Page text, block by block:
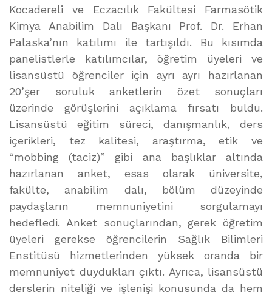
Kocadereli ve Eczacılık Fakültesi Farmasötik
Kimya Anabilim Dalı Başkanı Prof. Dr. Erhan
Palaska’nın katılımı ile tartışıldı. Bu kısımda
panelistlerle katılımcılar, öğretim üyeleri ve
lisansüstü öğrenciler için ayrı ayrı hazırlanan
20’şer soruluk anketlerin özet sonuçları
üzerinde görüşlerini açıklama fırsatı buldu.
Lisansüstü eğitim süreci, danışmanlık, ders
içerikleri, tez kalitesi, araştırma, etik ve
“mobbing (taciz)” gibi ana başlıklar altında
hazırlanan anket, esas olarak üniversite,
fakülte, anabilim dalı, bölüm düzeyinde
paydaşların memnuniyetini sorgulamayı
hedefledi. Anket sonuçlarından, gerek öğretim
üyeleri gerekse öğrencilerin Sağlık Bilimleri
Enstitüsü hizmetlerinden yüksek oranda bir
memnuniyet duydukları çıktı. Ayrıca, lisansüstü
derslerin niteliği ve işlenişi konusunda da hem